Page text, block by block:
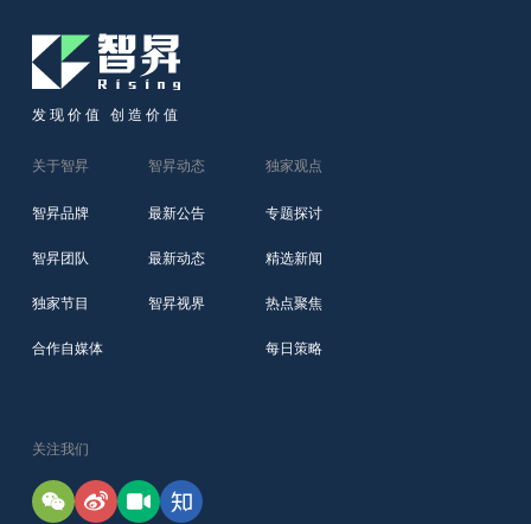
发现价值 创造价值
关于智昇
智昇品牌
智昇团队
独家节目
合作自媒体
智昇动态
最新公告
最新动态
智昇视界
独家观点
专题探讨
精选新闻
热点聚焦
每日策略
关注我们